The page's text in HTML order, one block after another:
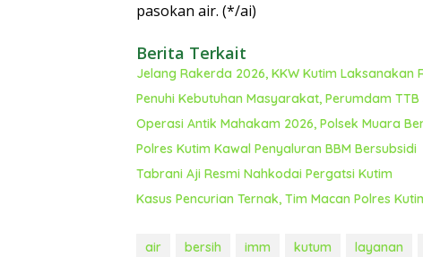
pasokan air. (*/ai)
Berita Terkait
Jelang Rakerda 2026, KKW Kutim Laksanakan
Penuhi Kebutuhan Masyarakat, Perumdam
Operasi Antik Mahakam 2026, Polsek Muara
Polres Kutim Kawal Penyaluran BBM Bersubsidi
Tabrani Aji Resmi Nahkodai Pergatsi Kutim
Kasus Pencurian Ternak, Tim Macan Polres
air bersih imm kutum layanan